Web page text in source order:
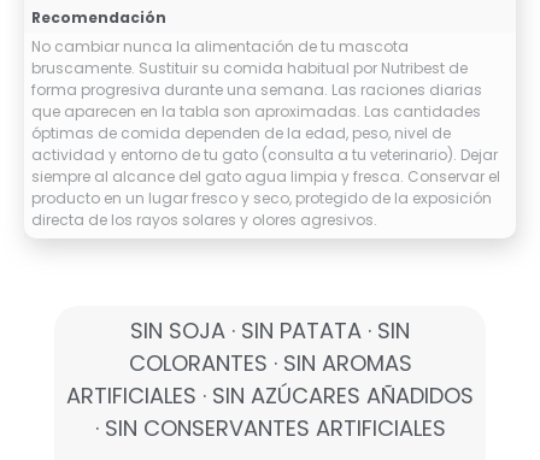
Recomendación
No cambiar nunca la alimentación de tu mascota
bruscamente. Sustituir su comida habitual por Nutribest de
forma progresiva durante una semana. Las raciones diarias
que aparecen en la tabla son aproximadas. Las cantidades
óptimas de comida dependen de la edad, peso, nivel de
actividad y entorno de tu gato (consulta a tu veterinario). Dejar
siempre al alcance del gato agua limpia y fresca. Conservar el
producto en un lugar fresco y seco, protegido de la exposición
directa de los rayos solares y olores agresivos.
SIN SOJA · SIN PATATA · SIN
COLORANTES · SIN AROMAS
ARTIFICIALES · SIN AZÚCARES AÑADIDOS
· SIN CONSERVANTES ARTIFICIALES